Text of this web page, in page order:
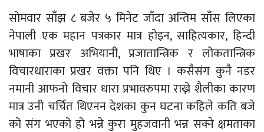
सोमवार साँझ ८ बजेर ५ मिनेट जाँदा अन्तिम साँस लिएका
नेपाली एक महान पत्रकार मात्र होइन, साहित्यकार, हिन्दी
भाषाका प्रखर अभियानी, प्रजातान्त्रिक र लोकतान्त्रिक
विचारधाराका प्रखर वक्ता पनि थिए । कसैसंग कुनै नडर
नमानी आफनो विचार धारा प्रभावरुपमा राख्ने शैलीका कारण
मात्र उनी चर्चित थिएनन देशका कुन घटना कहिले कति बजे
को संग भएको हो भन्ने कुरा मुहजवानी भन्न सक्ने क्षमताका